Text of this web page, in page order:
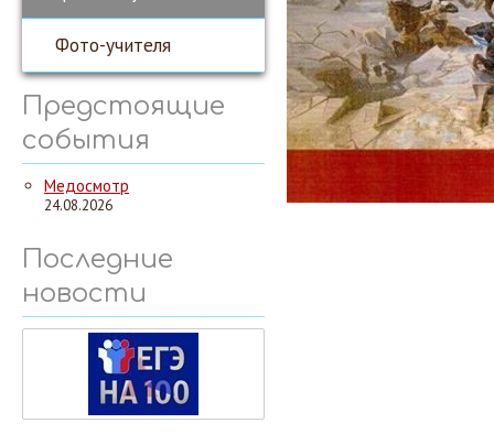
Фото-учителя
Предстоящие
события
Медосмотр
24.08.2026
Последние
новости